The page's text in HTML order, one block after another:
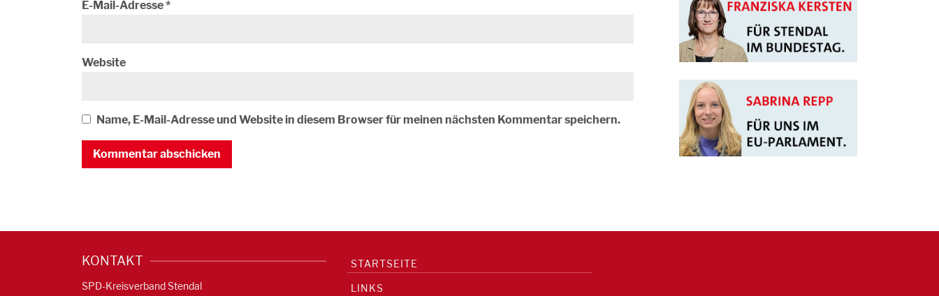
E-Mail-Adresse*
Website
Name, E-Mail-Adresse und Website in diesem Browser für meinen nächsten Kommentar speichern.
KONTAKT
SPD-Kreisverband Stendal
STARTSEITE
LINKS